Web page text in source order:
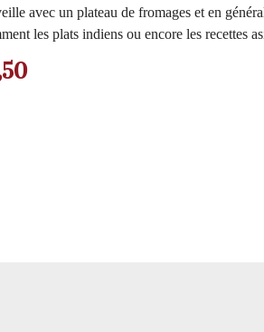
avec un plateau de fromages et en
les plats indiens ou encore les recettes